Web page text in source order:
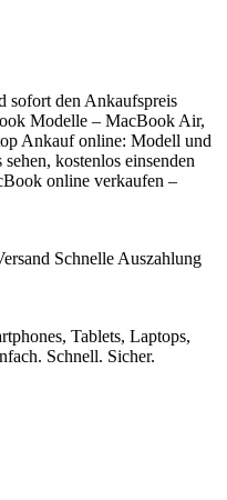
sofort den Ankaufspreis
Modelle – MacBook Air,
Ankauf online: Modell und
kostenlos einsenden
online verkaufen –
Schnelle Auszahlung
Tablets, Laptops,
Schnell. Sicher.